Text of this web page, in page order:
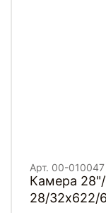
Арт. 00-010047
Камера 28"/700 спорт 48мм 00-010047
28/32х622/